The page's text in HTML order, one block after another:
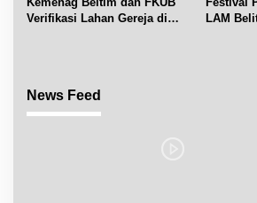
Verifikasi Lahan Gereja di
LAM
News Feed